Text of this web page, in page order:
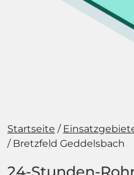
Startseite
Bretzfeld Geddelsbach